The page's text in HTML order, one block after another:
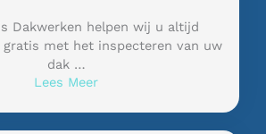
Dakwerken helpen wij u altijd
met het inspecteren van uw
dak …
Lees Meer